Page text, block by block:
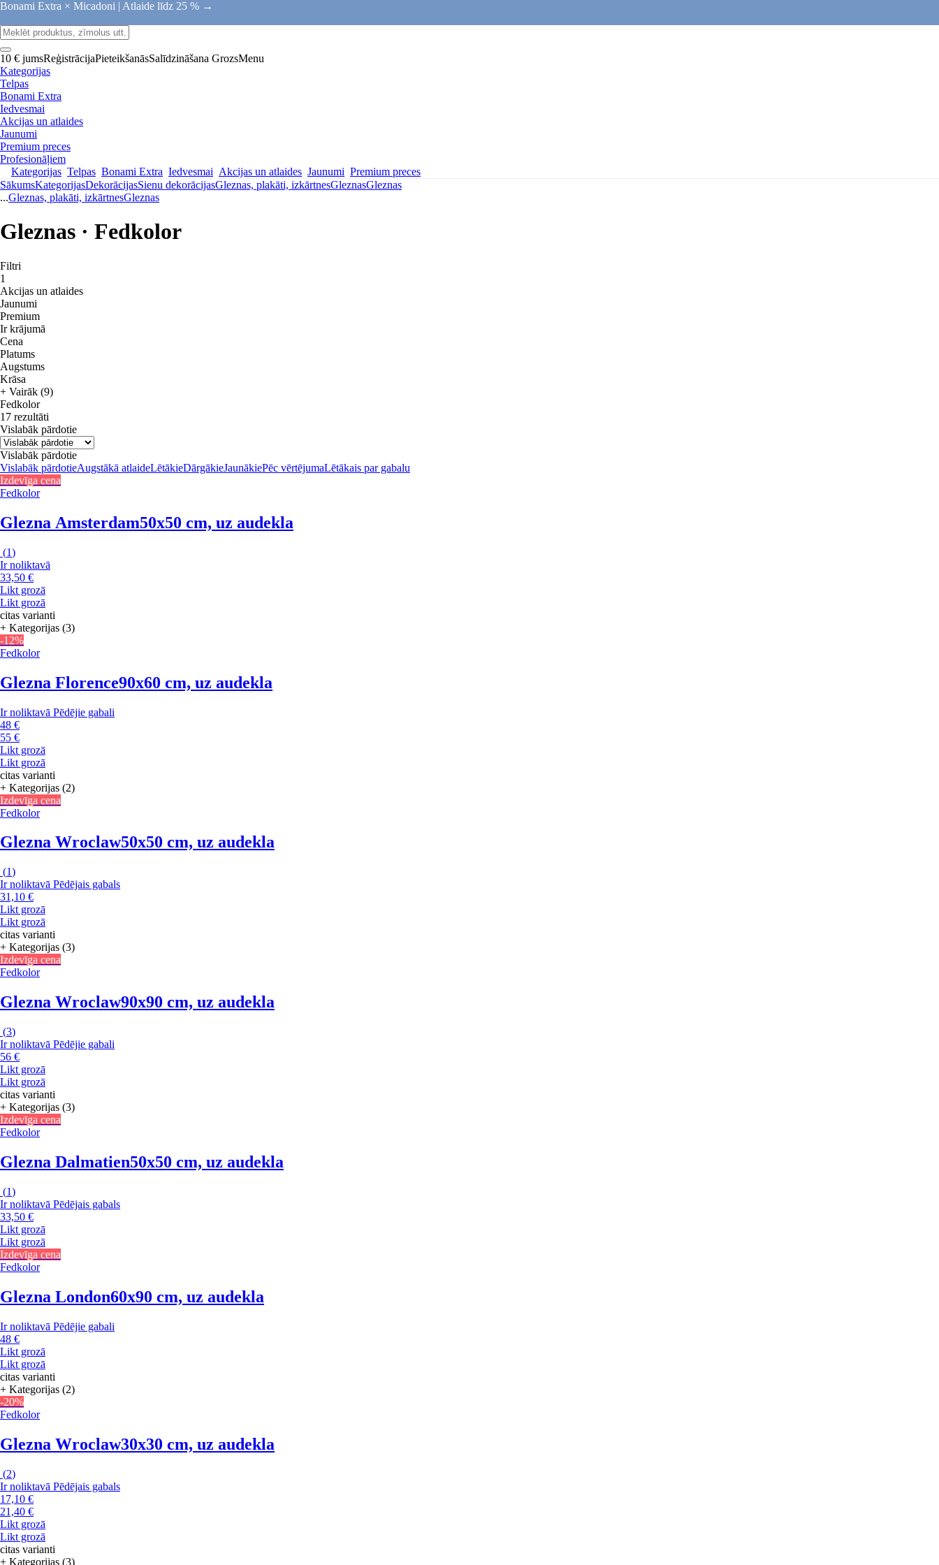
Bonami Extra × Micadoni | Atlaide līdz 25 % →
10 € jumsReģistrācijaPieteikšanāsSalīdzināšana GrozsMenu
Kategorijas
Telpas
Bonami Extra
Iedvesmai
Akcijas un atlaides
Jaunumi
Premium preces
Profesionāļiem
Kategorijas Telpas Bonami Extra Iedvesmai Akcijas un atlaides Jaunumi Premium preces
SākumsKategorijasDekorācijasSienu dekorācijasGleznas, plakāti, izkārtnesGleznasGleznas
...Gleznas, plakāti, izkārtnesGleznas
Gleznas · Fedkolor
Filtri
1
Akcijas un atlaides
Jaunumi
Premium
Ir krājumā
Cena
Platums
Augstums
Krāsa
+ Vairāk (9)
Fedkolor
17 rezultāti
Vislabāk pārdotie
Vislabāk pārdotie
Vislabāk pārdotieAugstākā atlaideLētākieDārgākieJaunākiePēc vērtējumaLētākais par gabalu
Izdevīga cena
Fedkolor
Glezna Amsterdam50x50 cm, uz audekla
(1)
Ir noliktavā
33,50 €
Likt grozā
Likt grozā
citas varianti
+ Kategorijas (3)
-12%
Fedkolor
Glezna Florence90x60 cm, uz audekla
Ir noliktavā Pēdējie gabali
48 €
55 €
Likt grozā
Likt grozā
citas varianti
+ Kategorijas (2)
Izdevīga cena
Fedkolor
Glezna Wroclaw50x50 cm, uz audekla
(1)
Ir noliktavā Pēdējais gabals
31,10 €
Likt grozā
Likt grozā
citas varianti
+ Kategorijas (3)
Izdevīga cena
Fedkolor
Glezna Wroclaw90x90 cm, uz audekla
(3)
Ir noliktavā Pēdējie gabali
56 €
Likt grozā
Likt grozā
citas varianti
+ Kategorijas (3)
Izdevīga cena
Fedkolor
Glezna Dalmatien50x50 cm, uz audekla
(1)
Ir noliktavā Pēdējais gabals
33,50 €
Likt grozā
Likt grozā
Izdevīga cena
Fedkolor
Glezna London60x90 cm, uz audekla
Ir noliktavā Pēdējie gabali
48 €
Likt grozā
Likt grozā
citas varianti
+ Kategorijas (2)
-20%
Fedkolor
Glezna Wroclaw30x30 cm, uz audekla
(2)
Ir noliktavā Pēdējais gabals
17,10 €
21,40 €
Likt grozā
Likt grozā
citas varianti
+ Kategorijas (3)